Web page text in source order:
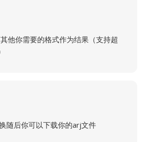
他你需要的格式作为结果（支持超
随后你可以下载你的arj文件